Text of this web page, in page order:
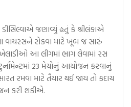
ડીસિલ્વાએ જણાવ્યું હતું કે શ્રીલંકાએ
વાયરસને રોકવા માટે ખૂબ જ સારું
આ લીગમાં ભાગ લેવામાં રસ
23 મેચોનું આયોજન કરવાનું
રમવા માટે તૈયાર થઈ જાય તો કદાચ
કરી શકીએ.